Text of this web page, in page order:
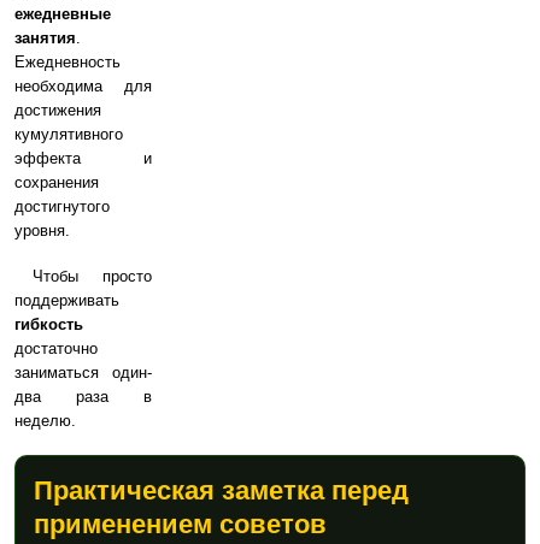
ежедневные
занятия.
Ежедневность
необходима для
достижения
кумулятивного
эффекта и
сохранения
достигнутого
уровня.
Чтобы просто
поддерживать
гибкость
достаточно
заниматься один-
два раза в
неделю.
Практическая заметка перед
применением советов